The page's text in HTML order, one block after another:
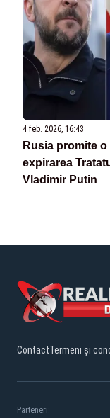
4 feb. 2026, 16:43
Rusia promite
expirarea
Vladimir Putin
ContactTermeni și
Parteneri: